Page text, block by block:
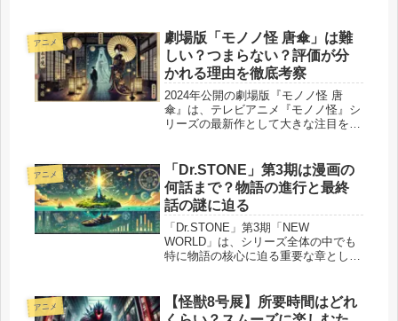
ラスト、ゲーム、グッズなど、多岐に
わたるコラボ企画が展開され、ガン...
アニメ
劇場版「モノノ怪 唐傘」は難
しい？つまらない？評価が分
かれる理由を徹底考察
2024年公開の劇場版『モノノ怪 唐
傘』は、テレビアニメ『モノノ怪』シ
リーズの最新作として大きな注目を集
が、その評価は賛否両論に分かれてい
ます。 「映像美が圧巻で芸術的」
と...
アニメ
「Dr.STONE」第3期は漫画の
何話まで？物語の進行と最終
話の謎に迫る
「Dr.STONE」第3期「NEW
WORLD」は、シリーズ全体の中でも
特に物語の核心に迫る重要な章として
ために挑む「宝島編」が中心に描かれ
ました。このエピソードは原作漫画...
アニメ
【怪獣8号展】所要時間はどれ